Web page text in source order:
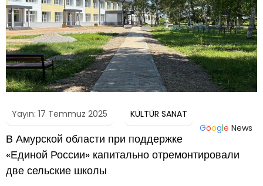
Yayın: 17 Temmuz 2025
KÜLTÜR SANAT
Google News
В Амурской области при поддержке
«Единой России» капитально отремонтировали
две сельские школы